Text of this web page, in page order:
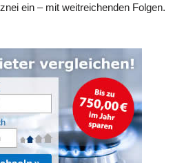
ein – mit weitreichenden Folgen.